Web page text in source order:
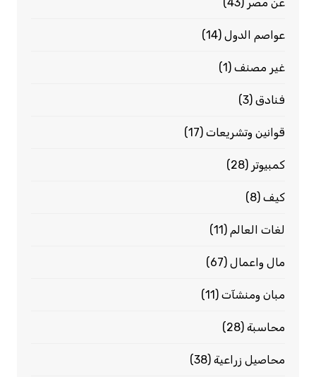
عواصم الدول(14)
غير مصنف(1)
فنادق(3)
قوانين وتشريعات(17)
كمبيوتر (28)
كيف(8)
لغات العالم (11)
مال واعمال(67)
مبان ومنشآت(11)
محاسبة(28)
محاصيل زراعية(38)